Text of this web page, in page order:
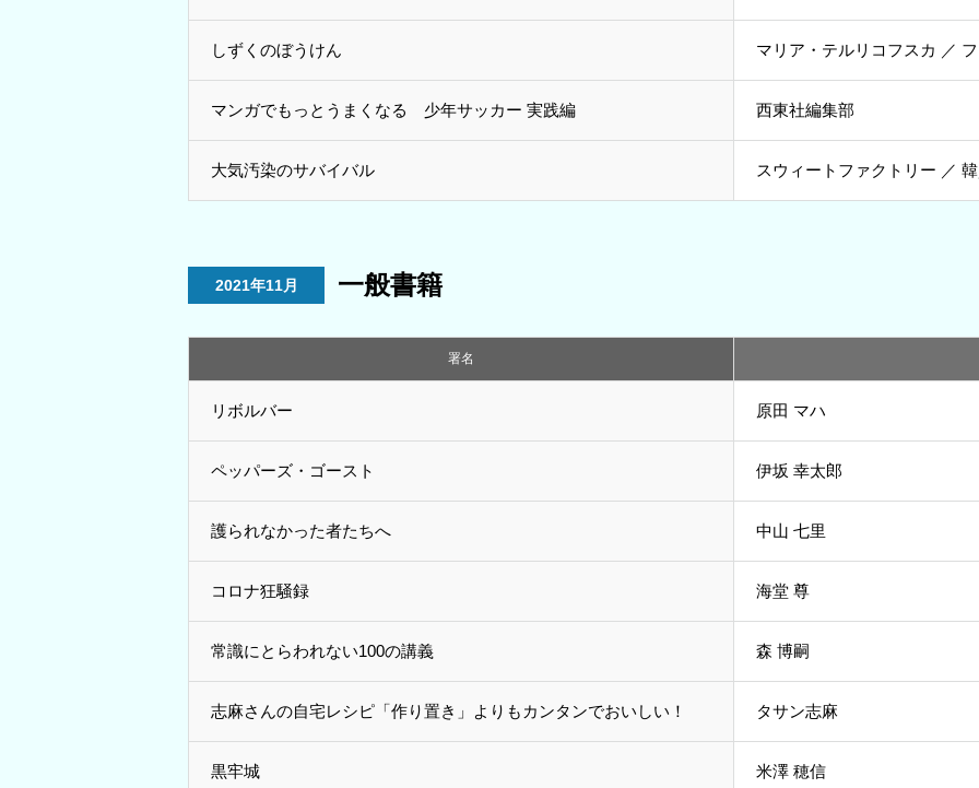
しずくのぼうけん マリア・テルリコフスカ ／
マンガでもっとうまくなる 少年サッカー 実践編 西東社編集部
大気汚染のサバイバル スウィートファクトリー ／
2021年11月 一般書籍
署名
リボルバー 原田 マハ
ペッパーズ・ゴースト 伊坂 幸太郎
護られなかった者たちへ 中山 七里
コロナ狂騒録 海堂 尊
常識にとらわれない100の講義 森 博嗣
志麻さんの自宅レシピ「作り置き」よりもカンタンでおいしい！ タサン志麻
黒牢城 米澤 穂信